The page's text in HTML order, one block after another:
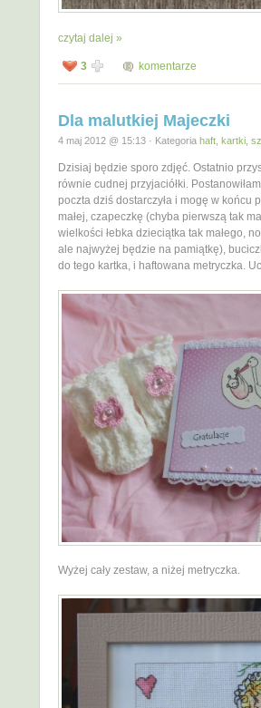
czytaj dalej »
3 komentarze
Dla malutkiej Majeczki
4 maj 2012 @ 15:13 · Kategoria haft kartki
Dzisiaj będzie sporo zdjęć. Ostatnio
równie cudnej przyjaciółki.
poczta dziś dostarczyła i mogę w końcu
małej, czapeczkę (chyba pierwszą tak
wielkości łebka dzieciątka tak małego,
ale najwyżej będzie na pamiątkę),
do tego kartka, i haftowana metryczka.
Wyżej cały zestaw, a niżej metryczka.